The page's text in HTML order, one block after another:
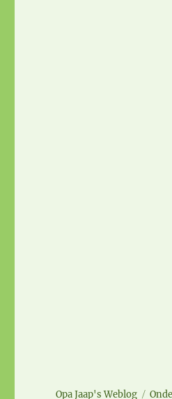
Opa Jaap's Weblog